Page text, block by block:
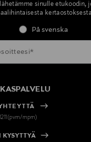
sinulle etukoodin,
På svenska
mpm)
KYSYTTYÄ